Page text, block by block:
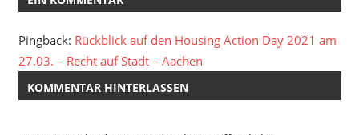
Pingback: Rückblick auf den Housing Action Day 2021 am
27.03. – Recht auf Stadt – Aachen
KOMMENTAR HINTERLASSEN